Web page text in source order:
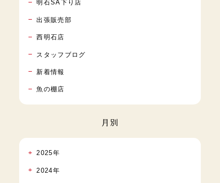
明石SA下り店
出張販売部
西明石店
スタッフブログ
新着情報
魚の棚店
月別
2025年
2024年